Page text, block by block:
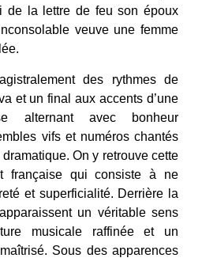
de la lettre de feu son époux
veuve une femme
des rythmes de
et un final aux accents d’une
alternant avec bonheur
vifs et numéros chantés
On y retrouve cette
française qui consiste à ne
et superficialité. Derrière la
un véritable sens
musicale raffinée et un
Sous des apparences